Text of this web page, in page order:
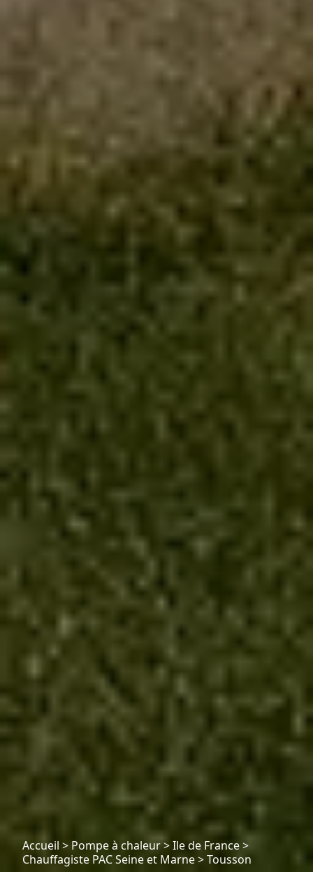
Accueil > Pompe à chaleur>Ile de France>
Chauffagiste PAC Seine et Marne>Tousson